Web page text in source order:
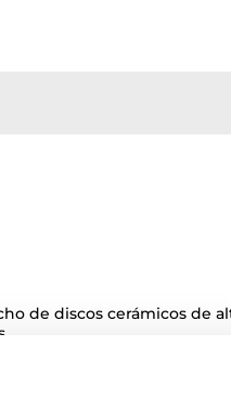
de discos cerámicos de
de instalación muy fácil y
de alta resistencia 3/8”